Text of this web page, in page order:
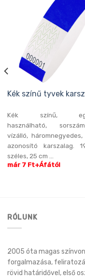
Kék színű tyvek
Kék színű,
használható,
vízálló,
azonosító karszalag.
széles, 25 cm ...
már 7 Ft+Áfától
RÓLUNK
2005 óta magas
forgalmazása,
rövid határidővel, első